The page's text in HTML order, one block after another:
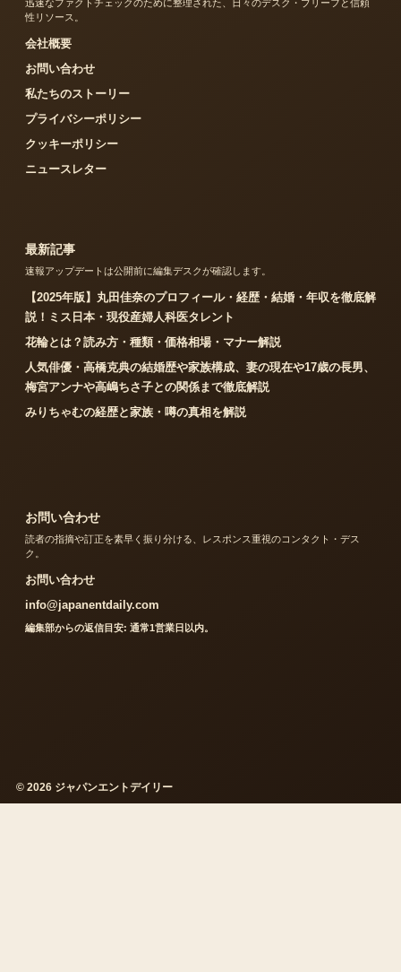
迅速なファクトチェックのために整理された、日々のデスク・ブリーフと信頼
性リソース。
会社概要
お問い合わせ
私たちのストーリー
プライバシーポリシー
クッキーポリシー
ニュースレター
最新記事
速報アップデートは公開前に編集デスクが確認します。
【2025年版】丸田佳奈のプロフィール・経歴・結婚・年収を徹底解
説！ミス日本・現役産婦人科医タレント
花輪とは？読み方・種類・価格相場・マナー解説
人気俳優・高橋克典の結婚歴や家族構成、妻の現在や17歳の長男、
梅宮アンナや高嶋ちさ子との関係まで徹底解説
みりちゃむの経歴と家族・噂の真相を解説
お問い合わせ
読者の指摘や訂正を素早く振り分ける、レスポンス重視のコンタクト・デス
ク。
お問い合わせ
info@japanentdaily.com
編集部からの返信目安: 通常1営業日以内。
© 2026 ジャパンエントデイリー